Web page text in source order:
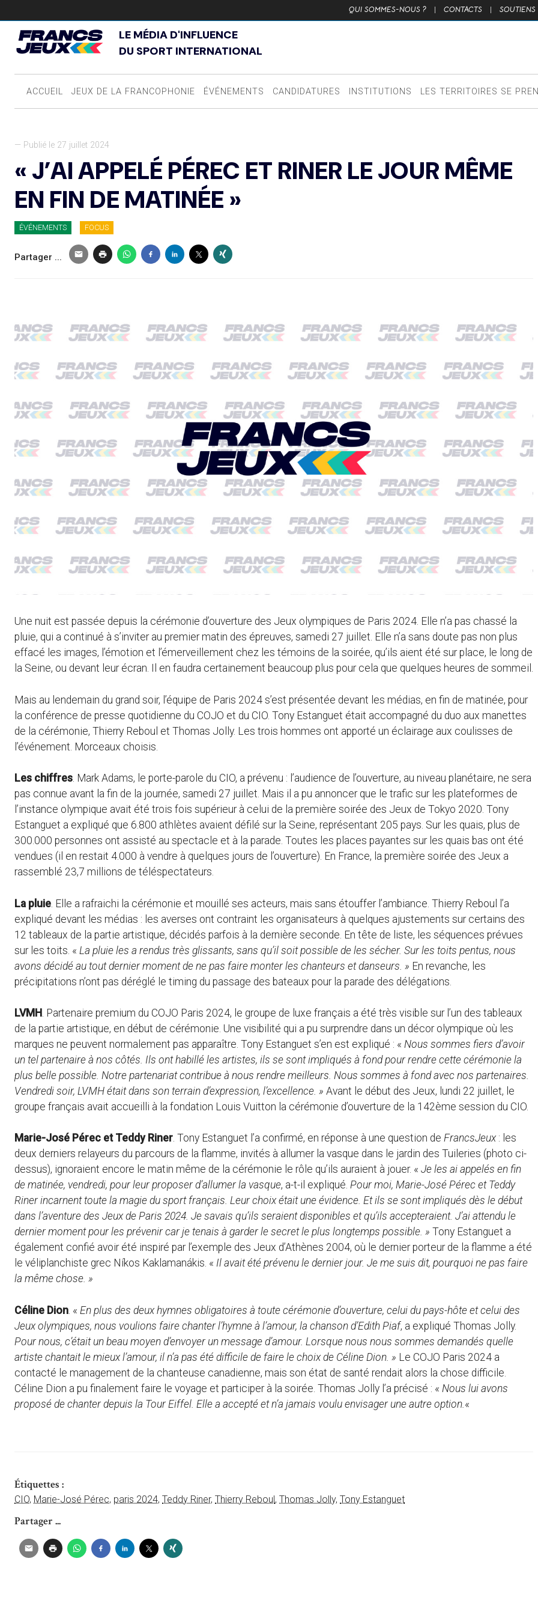
QUI SOMMES-NOUS ? | CONTACTS | SOUTIENS
LE MÉDIA D'INFLUENCE
DU SPORT INTERNATIONAL
ACCUEIL JEUX DE LA FRANCOPHONIE ÉVÉNEMENTS CANDIDATURES INSTITUTIONS LES TERRITOIRES SE
— Publié le 27 juillet 2024
« J’AI APPELÉ PÉREC ET RINER LE JOUR MÊME
EN FIN DE MATINÉE »
ÉVÉNEMENTS FOCUS
Partager ...
Une nuit est passée depuis la cérémonie d’ouverture des Jeux olympiques de Paris 2024. Elle n’a pas chassé la
pluie, qui a continué à s’inviter au premier matin des épreuves, samedi 27 juillet. Elle n’a sans doute pas non plus
effacé les images, l’émotion et l’émerveillement chez les témoins de la soirée, qu’ils aient été sur place, le long de
la Seine, ou devant leur écran. Il en faudra certainement beaucoup plus pour cela que quelques heures de sommeil.
Mais au lendemain du grand soir, l’équipe de Paris 2024 s’est présentée devant les médias, en fin de matinée, pour
la conférence de presse quotidienne du COJO et du CIO. Tony Estanguet était accompagné du duo aux manettes
de la cérémonie, Thierry Reboul et Thomas Jolly. Les trois hommes ont apporté un éclairage aux coulisses de
l’événement. Morceaux choisis.
Les chiffres. Mark Adams, le porte-parole du CIO, a prévenu : l’audience de l’ouverture, au niveau planétaire, ne sera
pas connue avant la fin de la journée, samedi 27 juillet. Mais il a pu annoncer que le trafic sur les plateformes de
l’instance olympique avait été trois fois supérieur à celui de la première soirée des Jeux de Tokyo 2020. Tony
Estanguet a expliqué que 6.800 athlètes avaient défilé sur la Seine, représentant 205 pays. Sur les quais, plus de
300.000 personnes ont assisté au spectacle et à la parade. Toutes les places payantes sur les quais bas ont été
vendues (il en restait 4.000 à vendre à quelques jours de l’ouverture). En France, la première soirée des Jeux a
rassemblé 23,7 millions de téléspectateurs.
La pluie . Elle a rafraichi la cérémonie et mouillé ses acteurs, mais sans étouffer l’ambiance. Thierry Reboul l’a
expliqué devant les médias : les averses ont contraint les organisateurs à quelques ajustements sur certains des
12 tableaux de la partie artistique, décidés parfois à la dernière seconde. En tête de liste, les séquences prévues
sur les toits. « La pluie les a rendus très glissants, sans qu’il soit possible de les sécher. Sur les toits pentus, nous
avons décidé au tout dernier moment de ne pas faire monter les chanteurs et danseurs. » En revanche, les
précipitations n’ont pas déréglé le timing du passage des bateaux pour la parade des délégations.
LVMH . Partenaire premium du COJO Paris 2024, le groupe de luxe français a été très visible sur l’un des tableaux
de la partie artistique, en début de cérémonie. Une visibilité qui a pu surprendre dans un décor olympique où les
marques ne peuvent normalement pas apparaître. Tony Estanguet s’en est expliqué : « Nous sommes fiers d’avoir
un tel partenaire à nos côtés. Ils ont habillé les artistes, ils se sont impliqués à fond pour rendre cette cérémonie la
plus belle possible. Notre partenariat contribue à nous rendre meilleurs. Nous sommes à fond avec nos partenaires.
Vendredi soir, LVMH était dans son terrain d’expression, l’excellence. » Avant le début des Jeux, lundi 22 juillet, le
groupe français avait accueilli à la fondation Louis Vuitton la cérémonie d’ouverture de la 142ème session du CIO.
Marie-José Pérec et Teddy Riner. Tony Estanguet l’a confirmé, en réponse à une question de FrancsJeux: les
deux derniers relayeurs du parcours de la flamme, invités à allumer la vasque dans le jardin des Tuileries (photo ci-
dessus), ignoraient encore le matin même de la cérémonie le rôle qu’ils auraient à jouer. « Je les ai appelés en fin
de matinée, vendredi, pour leur proposer d’allumer la vasque, a-t-il expliqué. Pour moi, Marie-José Pérec et Teddy
Riner incarnent toute la magie du sport français. Leur choix était une évidence. Et ils se sont impliqués dès le début
dans l’aventure des Jeux de Paris 2024. Je savais qu’ils seraient disponibles et qu’ils accepteraient. J’ai attendu le
dernier moment pour les prévenir car je tenais à garder le secret le plus longtemps possible. » Tony Estanguet a
également confié avoir été inspiré par l’exemple des Jeux d’Athènes 2004, où le dernier porteur de la flamme a été
le véliplanchiste grec Níkos Kaklamanákis. « Il avait été prévenu le dernier jour. Je me suis dit, pourquoi ne pas faire
la même chose. »
Céline Dion . « En plus des deux hymnes obligatoires à toute cérémonie d’ouverture, celui du pays-hôte et celui des
Jeux olympiques, nous voulions faire chanter l’hymne à l’amour, la chanson d’Edith Piaf, a expliqué Thomas Jolly.
Pour nous, c’était un beau moyen d’envoyer un message d’amour. Lorsque nous nous sommes demandés quelle
artiste chantait le mieux l’amour, il n’a pas été difficile de faire le choix de Céline Dion. » Le COJO Paris 2024 a
contacté le management de la chanteuse canadienne, mais son état de santé rendait alors la chose difficile.
Céline Dion a pu finalement faire le voyage et participer à la soirée. Thomas Jolly l’a précisé : « Nous lui avons
proposé de chanter depuis la Tour Eiffel. Elle a accepté et n’a jamais voulu envisager une autre option. «
Étiquettes :
CIO, Marie-José Pérec, paris 2024, Teddy Riner, Thierry Reboul, Thomas Jolly, Tony Estanguet
Partager ...